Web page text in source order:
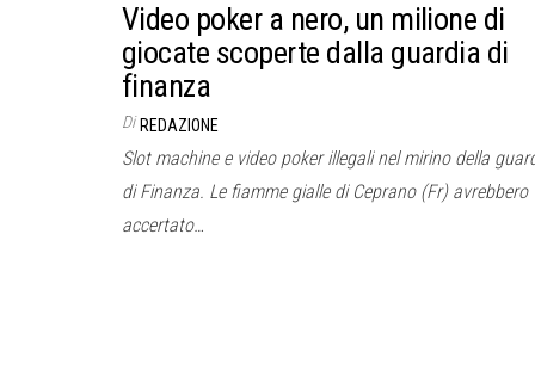
Video poker a nero, un milione di
giocate scoperte dalla guardia di
finanza
Di REDAZIONE
Slot machine e video poker illegali nel mirino della
di Finanza. Le fiamme gialle di Ceprano (Fr) avrebbero
accertato…